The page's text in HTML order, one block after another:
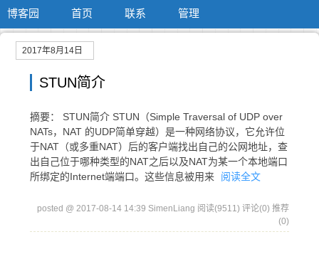
博客园 首页 联系 管理
2017年8月14日
STUN简介
摘要： STUN简介 STUN（Simple Traversal of UDP over
NATs，NAT 的UDP简单穿越）是一种网络协议，它允许位
于NAT（或多重NAT）后的客户端找出自己的公网地址，查
出自己位于哪种类型的NAT之后以及NAT为某一个本地端口
所绑定的Internet端端口。这些信息被用来
阅读全文
posted @ 2017-08-14 14:39 SimenLiang 阅读(9511) 评论(0) 推荐
(0)